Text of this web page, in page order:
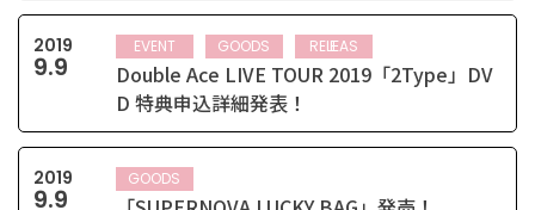
2019
9.9
EVENT GOODS RELEASE
Double Ace LIVE TOUR 2019「2Type」DV
D 特典申込詳細発表！
2019
9.9
GOODS